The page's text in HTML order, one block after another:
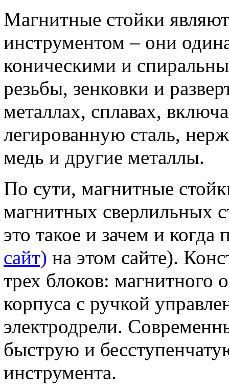
Магнитные стойки
инструментом – они
коническими и
резьбы, зенковки и
металлах, сплавах,
легированную сталь,
медь и другие металлы.
По сути, магнитные
магнитных сверлильных
это такое и зачем и
сайт) на этом сайте).
трех блоков: магнитного
корпуса с ручкой
электродрели.
быструю и
инструмента.